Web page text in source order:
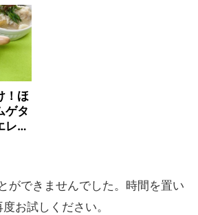
！ほ
ゲタ
レシ
ができませんでした。時間を置い
度お試しください。